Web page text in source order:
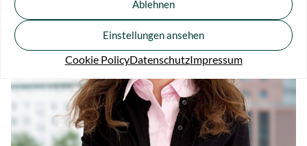
Ablehnen
Einstellungen ansehen
Cookie PolicyDatenschutzImpressum